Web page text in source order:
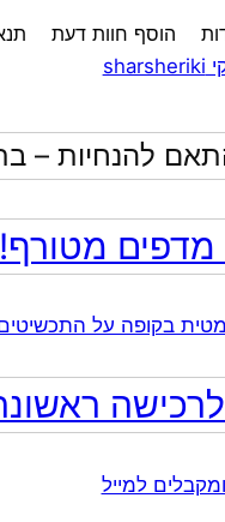
הוסף חוות דעת
להנחיות –
מדפים מטורף!
למייל